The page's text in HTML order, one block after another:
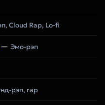
Cloud Rap, Lo-fi
— Эмо-рэп
рэп, rap